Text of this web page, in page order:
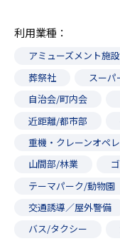
利用業種
アミューズメント施設
葬祭社
スーパ
自治会/町内会
近距離/都市部
重機・クレーンオペ
山間部/林業
テーマパーク/動物園
交通誘導／屋外警備
バス/タクシー